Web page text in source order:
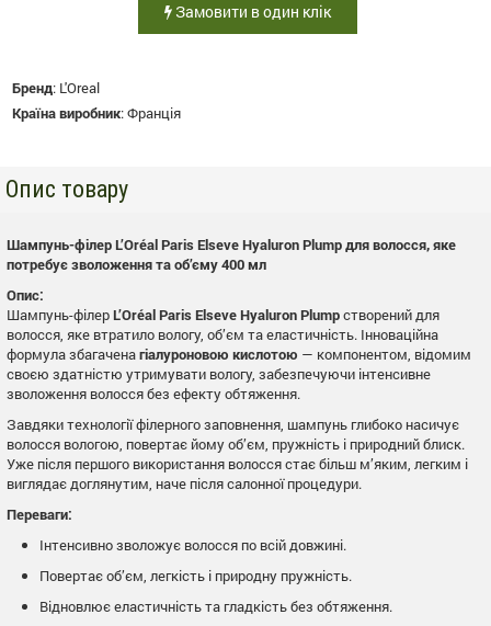
Замовити в один клік
Бренд: L'Oreal
Країна виробник:Франція
Опис товару
Шампунь-філер L’Oréal Paris Elseve Hyaluron Plump для волосся, яке
потребує зволоження та об’єму 400 мл
Опис:
Шампунь-філерL’Oréal Paris Elseve Hyaluron Plumpстворений для
волосся, яке втратило вологу, об’єм та еластичність. Інноваційна
формула збагаченагіалуроновою кислотою — компонентом, відомим
своєю здатністю утримувати вологу, забезпечуючи інтенсивне
зволоження волосся без ефекту обтяження.
Завдяки технології філерного заповнення, шампунь глибоко насичує
волосся вологою, повертає йому об’єм, пружність і природний блиск.
Уже після першого використання волосся стає більш м’яким, легким і
виглядає доглянутим, наче після салонної процедури.
Переваги:
Інтенсивно зволожує волосся по всій довжині.
Повертає об’єм, легкість і природну пружність.
Відновлює еластичність та гладкість без обтяження.